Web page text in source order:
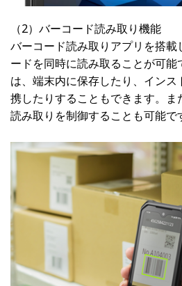
（2）バーコード読み取り機能
バーコード読み取りアプリを搭載
ードを同時に読み取ることが可
は、端末内に保存したり、イン
携したりすることもできます。
読み取りを制御することも可能で